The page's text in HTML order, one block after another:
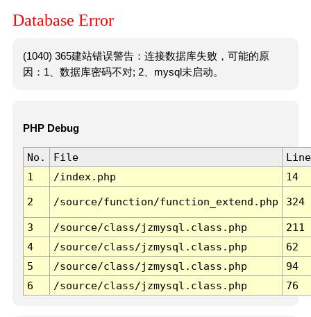
Database Error
(1040) 365建站错误警告：连接数据库失败，可能的原
因：1、数据库密码不对; 2、mysql未启动。
PHP Debug
No. File
Line
1
/index.php 14
2 /source/function/function_extend.php 324
3 /source/class/jzmysql.class.php
211
4
/source/class/jzmysql.class.php
62
5
/source/class/jzmysql.class.php
94
6
/source/class/jzmysql.class.php 76